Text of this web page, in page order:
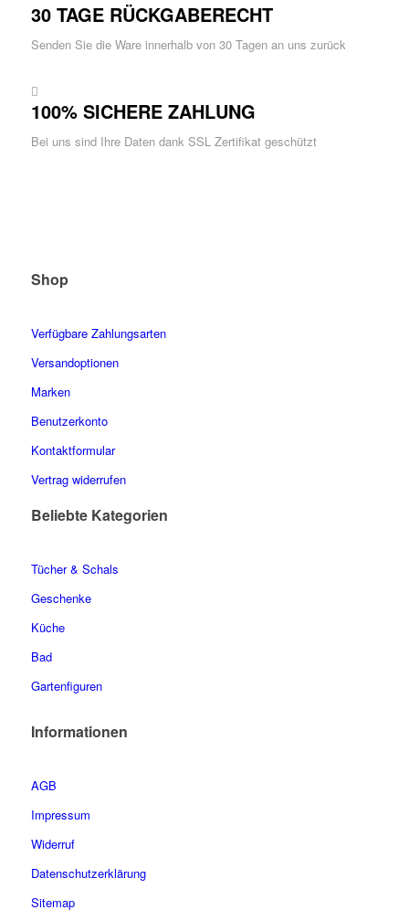
30 TAGE RÜCKGABERECHT
Senden Sie die Ware innerhalb von 30 Tagen an uns zurück
100% SICHERE ZAHLUNG
Bei uns sind Ihre Daten dank SSL Zertifikat geschützt
Shop
Verfügbare Zahlungsarten
Versandoptionen
Marken
Benutzerkonto
Kontaktformular
Vertrag widerrufen
Beliebte Kategorien
Tücher & Schals
Geschenke
Küche
Bad
Gartenfiguren
Informationen
AGB
Impressum
Widerruf
Datenschutzerklärung
Sitemap